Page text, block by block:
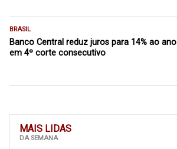
MAIS LIDAS
DA SEMANA
BRASIL
Banco Central reduz juros para 14% ao ano
em 4º corte consecutivo